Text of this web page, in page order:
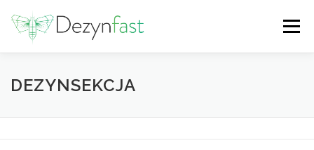
Menu
STRONA GŁÓWNA
DEZYNSEKCJA